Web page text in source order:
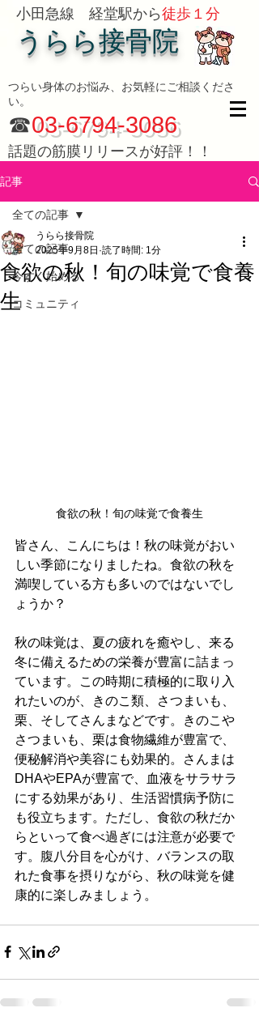
小田急線 経堂駅から徒歩１分
うらら接骨院
つらい身体のお悩み、お気軽にご相談くださ
い。
☎03-6794-3086
話題の筋膜リリースが好評！！
記事
全ての記事
今すぐ始める
コミュニティ
全ての記事
食欲の秋！旬の味覚で食養
生
うらら接骨院
2025年9月8日 読了時間: 1分
食欲の秋！旬の味覚で食養生
皆さん、こんにちは！秋の味覚がおい
しい季節になりましたね。食欲の秋を
満喫している方も多いのではないでし
ょうか？
秋の味覚は、夏の疲れを癒やし、来る
冬に備えるための栄養が豊富に詰まっ
ています。この時期に積極的に取り入
れたいのが、きのこ類、さつまいも、
栗、そしてさんまなどです。きのこや
さつまいも、栗は食物繊維が豊富で、
便秘解消や美容にも効果的。さんまは
DHAやEPAが豊富で、血液をサラサラ
にする効果があり、生活習慣病予防に
も役立ちます。ただし、食欲の秋だか
らといって食べ過ぎには注意が必要で
す。腹八分目を心がけ、バランスの取
れた食事を摂りながら、秋の味覚を健
康的に楽しみましょう。